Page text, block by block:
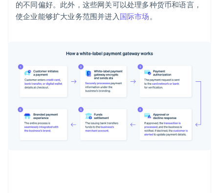
的不同偏好。此外，这些网关可以处理多种货币和语言，
使企业能够扩大业务范围并进入国际市场。